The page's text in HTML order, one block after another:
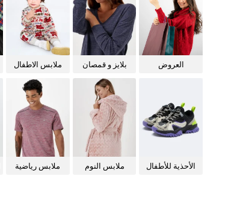
العروض
بلايز و قمصان
ملابس الاطفال
الأحذية للأطفال
ملابس النوم
ملابس رياضية